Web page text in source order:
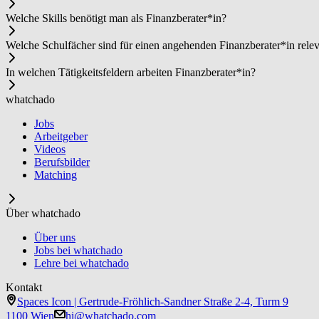
Welche Skills benötigt man als Fi­nanz­be­ra­ter*in?
Welche Schulfächer sind für einen angehenden Fi­nanz­be­ra­ter*in
In welchen Tätigkeitsfeldern arbeiten Fi­nanz­be­ra­ter*in?
whatchado
Jobs
Arbeitgeber
Videos
Berufsbilder
Matching
Über whatchado
Über uns
Jobs bei whatchado
Lehre bei whatchado
Kontakt
Spaces Icon | Gertrude-Fröhlich-Sandner Straße 2-4, Turm 9
1100 Wien
hi@whatchado.com